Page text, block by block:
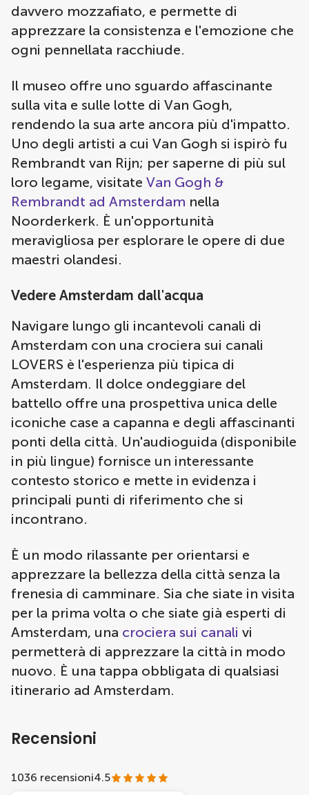
davvero mozzafiato, e permette di
apprezzare la consistenza e l'emozione che
ogni pennellata racchiude.
Il museo offre uno sguardo affascinante
sulla vita e sulle lotte di Van Gogh,
rendendo la sua arte ancora più d'impatto.
Uno degli artisti a cui Van Gogh si ispirò fu
Rembrandt van Rijn; per saperne di più sul
loro legame, visitate Van Gogh &
Rembrandt ad Amsterdam nella
Noorderkerk. È un'opportunità
meravigliosa per esplorare le opere di due
maestri olandesi.
Vedere Amsterdam dall'acqua
Navigare lungo gli incantevoli canali di
Amsterdam con una crociera sui canali
LOVERS è l'esperienza più tipica di
Amsterdam. Il dolce ondeggiare del
battello offre una prospettiva unica delle
iconiche case a capanna e degli affascinanti
ponti della città. Un'audioguida (disponibile
in più lingue) fornisce un interessante
contesto storico e mette in evidenza i
principali punti di riferimento che si
incontrano.
È un modo rilassante per orientarsi e
apprezzare la bellezza della città senza la
frenesia di camminare. Sia che siate in visita
per la prima volta o che siate già esperti di
Amsterdam, una crociera sui canali vi
permetterà di apprezzare la città in modo
nuovo. È una tappa obbligata di qualsiasi
itinerario ad Amsterdam.
Recensioni
1036 recensioni4.5